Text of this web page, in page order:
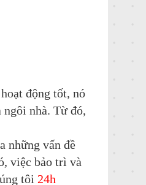
động tốt, nó
ngôi nhà. Từ đó,
những vấn đề
việc bảo trì và
tôi 24h